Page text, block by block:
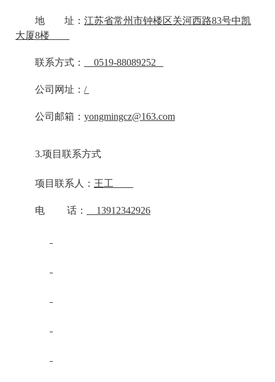
地 址： 江苏省常州市钟楼区关河西路83号中凯
大厦8楼
联系方式： 0519-88089252
公司网址： /
公司邮箱： yongmingcz@163.com
3.项目联系方式
项目联系人： 王工
电 话： 13912342926